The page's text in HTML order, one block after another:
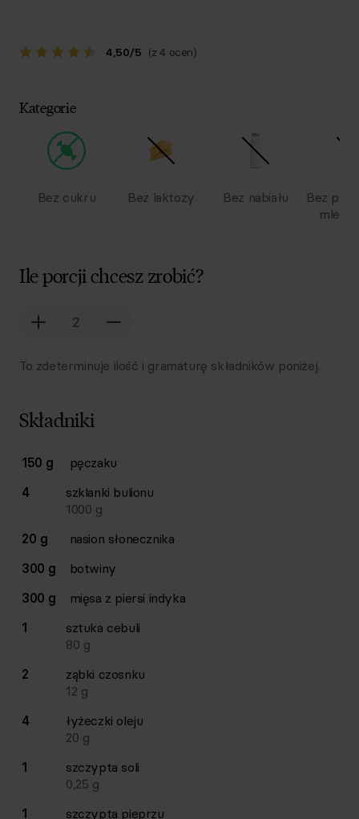
4,50/5 (z 4 ocen)
Kategorie
Bez cukru Bez laktozy Bez nabiału
Bez
Ile porcji chcesz zrobić?
To zdeterminuje ilość i gramaturę składników poniżej.
Składniki
Lista składników przepisu z ilościami i wagami
Ilość Składnik
150 g
pęczaku
4
szklanki bulionu
1000 g
20 g
nasion słonecznika
300 g
botwiny
300 g
mięsa z piersi indyka
1
sztuka cebuli
80 g
2
ząbki czosnku
12 g
4
łyżeczki oleju
20 g
1
szczypta soli
0,25 g
1
szczypta pieprzu